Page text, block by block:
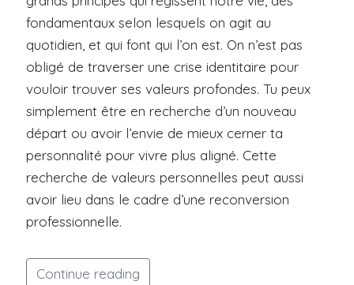
fondamentaux selon lesquels on agit au
quotidien, et qui font qui l’on est. On n’est pas
obligé de traverser une crise identitaire pour
vouloir trouver ses valeurs profondes. Tu peux
simplement être en recherche d’un nouveau
départ ou avoir l’envie de mieux cerner ta
personnalité pour vivre plus aligné. Cette
recherche de valeurs personnelles peut aussi
avoir lieu dans le cadre d’une reconversion
professionnelle.
Continue reading